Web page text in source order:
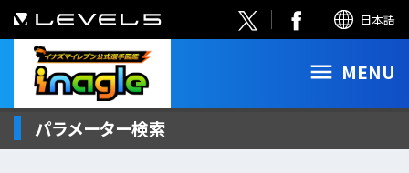
日本語
MENU
パラメーター検索